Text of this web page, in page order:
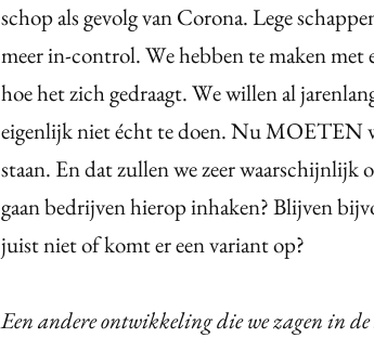
schop als gevolg van Corona. Lege
meer in-control. We hebben te maken met
hoe het zich gedraagt. We willen al
eigenlijk niet écht te doen. Nu MOETEN
staan. En dat zullen we zeer
gaan bedrijven hierop inhaken? Blijven
juist niet of komt er een variant op?
Een andere ontwikkeling die we zagen in